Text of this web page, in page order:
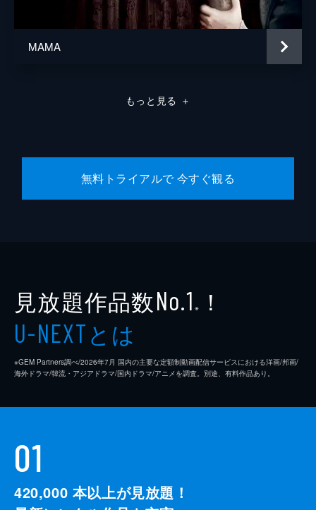
MAMA
もっと見る ＋
無料トライアルで 今すぐ観る
見放題作品数No.1 ※ ！
U-NEXTとは
※GEM Partners調べ/2026年7⽉ 国内の主要な定額制動画配信サービスにおける洋画/邦画/
海外ドラマ/韓流・アジアドラマ/国内ドラマ/アニメを調査。別途、有料作品あり。
01
420,000 本以上が見放題！